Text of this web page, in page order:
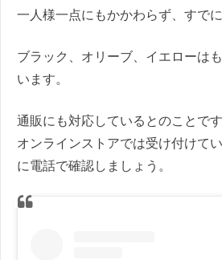
一人様一点にもかかわらず、すでに
ブラック、オリーブ、イエローは
います。
通販にも対応しているとのことで
オンラインストアでは受け付けて
に電話で確認しましょう。